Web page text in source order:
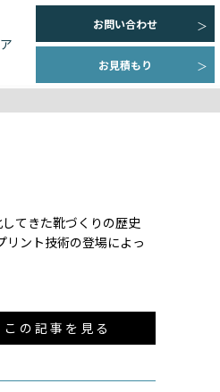
お問い合わせ
お見積もり
てきた靴づくりの歴史
リント技術の登場によっ
この記事を見る